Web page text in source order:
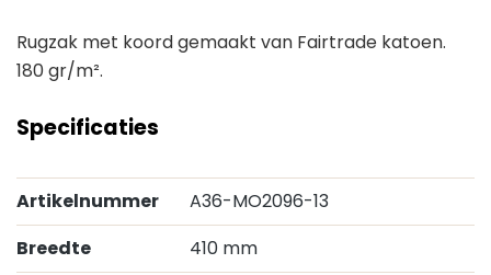
Rugzak met koord gemaakt van Fairtrade katoen.
180 gr/m².
Specificaties
Artikelnummer
A36-MO2096-13
Breedte
410 mm